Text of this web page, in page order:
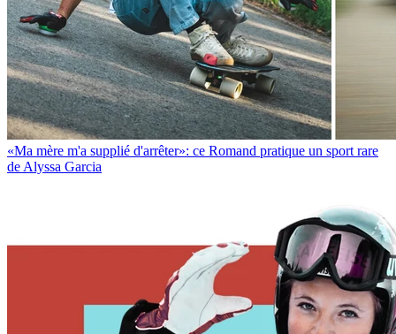
«Ma mère m'a supplié d'arrêter»: ce Romand pratique un sport rare
de Alyssa Garcia